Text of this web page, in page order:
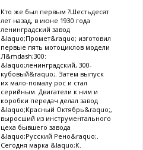
Кто же был первым ?Шестьдесят
лет назад, в июне 1930 года
ленинградский завод
&laquo;Промет&raquo; изготовил
первые пять мотоциклов модели
Л&mdash;300:
&laquo;ленинградский, 300-
кубовый&raquo;. Затем выпуск
их мало-помалу рос и стал
серийным. Двигатели к ним и
коробки передач делал завод
&laquo;Красный Октябрь&raquo;,
выросший из инструментального
цеха бывшего завода
&laquo;Русский Рено&raquo;.
Сегодня марка &laquo;К.